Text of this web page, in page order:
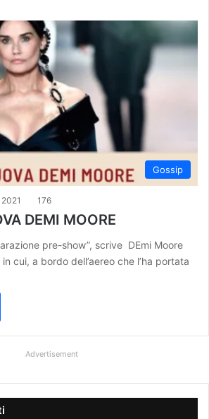
Gossip
176
DEMI MOORE
pre-show”, scrive DEmi Moore
cui, a bordo dell’aereo che l’ha portata
Advertisement